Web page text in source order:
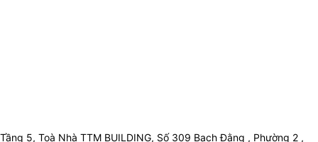
Tầng 5, Toà Nhà TTM BUILDING, Số 309 Bạch Đằng , Phường 2 ,